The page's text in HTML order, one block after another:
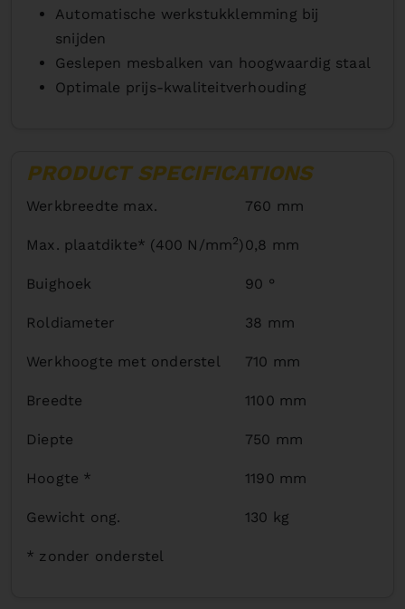
Automatische werkstukklemming bij
snijden
Geslepen mesbalken van hoogwaardig staal
Optimale prijs-kwaliteitverhouding
PRODUCT SPECIFICATIONS
Werkbreedte max. 760 mm
Max. plaatdikte* (400 N/mm2)0,8 mm
Buighoek 90 °
Roldiameter 38 mm
Werkhoogte met onderstel 710 mm
Breedte 1100 mm
Diepte 750 mm
Hoogte * 1190 mm
Gewicht ong. 130 kg
* zonder onderstel